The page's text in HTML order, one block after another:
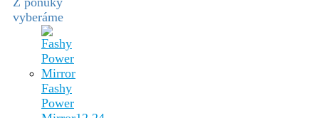
vyberáme
Fashy
Power